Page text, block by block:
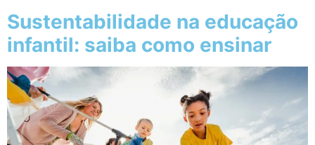
Sustentabilidade na educação
infantil: saiba como ensinar